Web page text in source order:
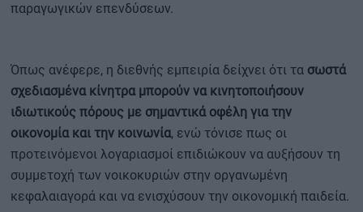
παραγωγικών επενδύσεων.
Όπως ανέφερε, η διεθνής εμπειρία δείχνει ότι τα σωστά
σχεδιασμένα κίνητρα μπορούν να κινητοποιήσουν
ιδιωτικούς πόρους με σημαντικά οφέλη για την
οικονομία και την κοινωνία, ενώ τόνισε πως οι
προτεινόμενοι λογαριασμοί επιδιώκουν να αυξήσουν τη
συμμετοχή των νοικοκυριών στην οργανωμένη
κεφαλαιαγορά και να ενισχύσουν την οικονομική παιδεία.